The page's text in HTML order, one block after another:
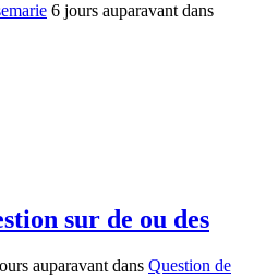
6 jours auparavant dans
sur de ou des
auparavant dans Question de